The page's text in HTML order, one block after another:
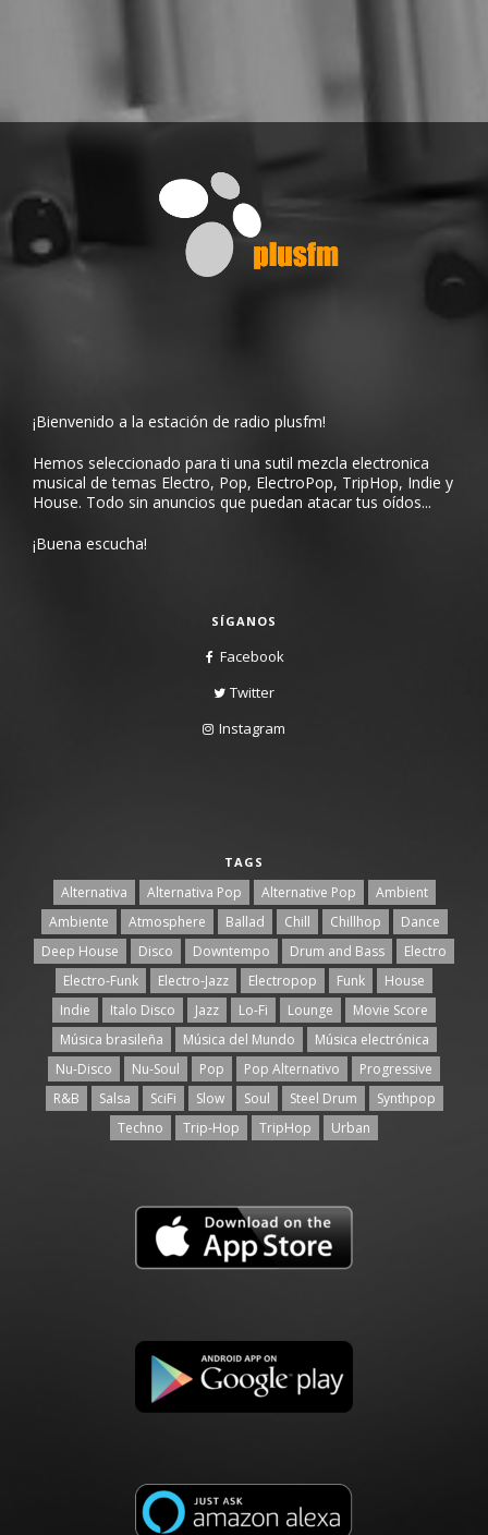
¡Bienvenido a la estación de radio plusfm!
Hemos seleccionado para ti una sutil mezcla electronica
musical de temas Electro, Pop, ElectroPop, TripHop, Indie y
House. Todo sin anuncios que puedan atacar tus oídos...
¡Buena escucha!
SÍGANOS
Facebook
Twitter
Instagram
TAGS
Alternativa Alternativa Pop Alternative Pop
Ambient
Ambiente
Atmosphere Ballad Chill Chillhop
Dance
Deep House
Disco Downtempo Drum and Bass
Electro
Electro-Funk
Electro-Jazz Electropop Funk
House
Indie
Italo Disco Jazz Lo-Fi Lounge
Movie Score
Música brasileña
Música del Mundo
Música electrónica
Nu-Disco
Nu-Soul Pop Pop Alternativo
Progressive
R&B
Salsa SciFi Slow Soul Steel Drum
Synthpop
Techno
Trip-Hop TripHop Urban